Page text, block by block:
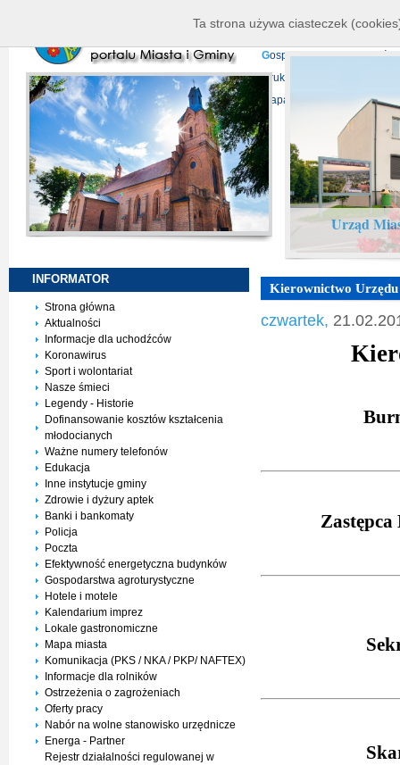
P
rojekty europejskie
Gospodarka
D ruki do pobrania
Mapa serwisu
Urząd
INFORMATOR
Strona główna
Aktualności
Informacje dla uchodźców
Koronawirus
Sport i wolontariat
Nasze śmieci
Legendy - Historie
Dofinansowanie kosztów kształcenia
młodocianych
Ważne numery telefonów
Edukacja
Inne instytucje gminy
Zdrowie i dyżury aptek
Banki i bankomaty
Policja
Poczta
Efektywność energetyczna budynków
Gospodarstwa agroturystyczne
Hotele i motele
Kalendarium imprez
Lokale gastronomiczne
Mapa miasta
Komunikacja (PKS / NKA / PKP/ NAFTEX)
Informacje dla rolników
Ostrzeżenia o zagrożeniach
Oferty pracy
Nabór na wolne stanowisko urzędnicze
Energa - Partner
Rejestr działalności regulowanej w
Kierownictwo
czwartek,
Ta strona używa ciasteczek